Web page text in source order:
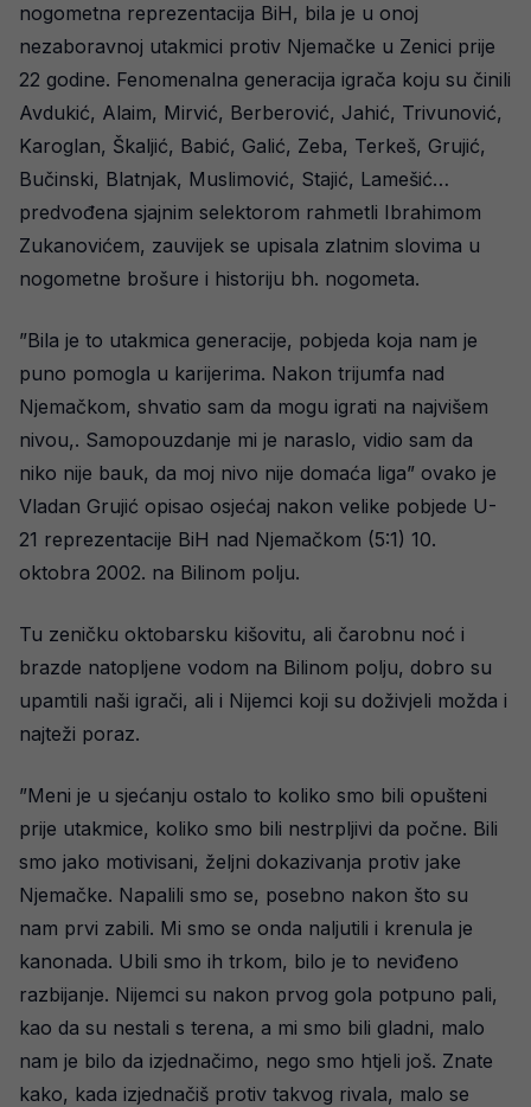
nogometna reprezentacija BiH, bila je u onoj
nezaboravnoj utakmici protiv Njemačke u Zenici prije
22 godine. Fenomenalna generacija igrača koju su činili
Avdukić, Alaim, Mirvić, Berberović, Jahić, Trivunović,
Karoglan, Škaljić, Babić, Galić, Zeba, Terkeš, Grujić,
Bučinski, Blatnjak, Muslimović, Stajić, Lamešić…
predvođena sjajnim selektorom rahmetli Ibrahimom
Zukanovićem, zauvijek se upisala zlatnim slovima u
nogometne brošure i historiju bh. nogometa.
”Bila je to utakmica generacije, pobjeda koja nam je
puno pomogla u karijerima. Nakon trijumfa nad
Njemačkom, shvatio sam da mogu igrati na najvišem
nivou,. Samopouzdanje mi je naraslo, vidio sam da
niko nije bauk, da moj nivo nije domaća liga” ovako je
Vladan Grujić opisao osjećaj nakon velike pobjede U-
21 reprezentacije BiH nad Njemačkom (5:1) 10.
oktobra 2002. na Bilinom polju.
Tu zeničku oktobarsku kišovitu, ali čarobnu noć i
brazde natopljene vodom na Bilinom polju, dobro su
upamtili naši igrači, ali i Nijemci koji su doživjeli možda i
najteži poraz.
”Meni je u sjećanju ostalo to koliko smo bili opušteni
prije utakmice, koliko smo bili nestrpljivi da počne. Bili
smo jako motivisani, željni dokazivanja protiv jake
Njemačke. Napalili smo se, posebno nakon što su
nam prvi zabili. Mi smo se onda naljutili i krenula je
kanonada. Ubili smo ih trkom, bilo je to neviđeno
razbijanje. Nijemci su nakon prvog gola potpuno pali,
kao da su nestali s terena, a mi smo bili gladni, malo
nam je bilo da izjednačimo, nego smo htjeli još. Znate
kako, kada izjednačiš protiv takvog rivala, malo se